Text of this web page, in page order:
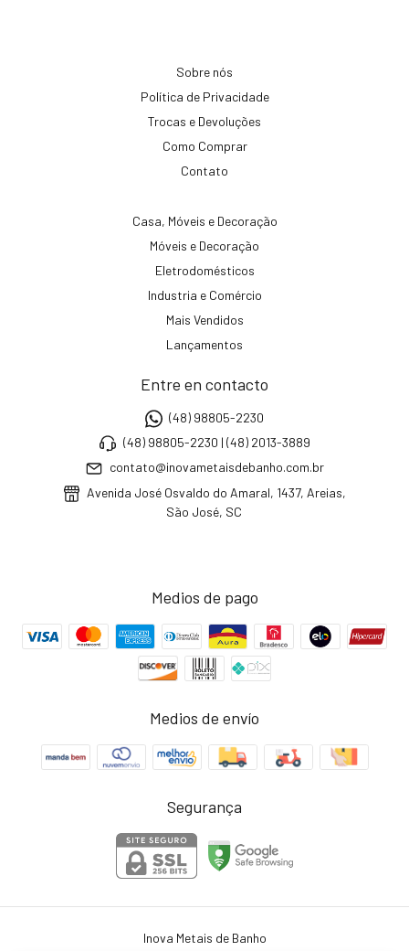
Sobre nós
Política de Privacidade
Trocas e Devoluções
Como Comprar
Contato
Casa, Móveis e Decoração
Móveis e Decoração
Eletrodomésticos
Industria e Comércio
Mais Vendidos
Lançamentos
Entre en contacto
(48) 98805-2230
(48) 98805-2230 | (48) 2013-3889
contato@inovametaisdebanho.com.br
Avenida José Osvaldo do Amaral, 1437, Areias,
São José, SC
Medios de pago
Medios de envío
Segurança
Inova Metais de Banho